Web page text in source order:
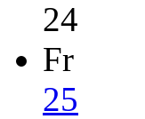
24
Fr
25